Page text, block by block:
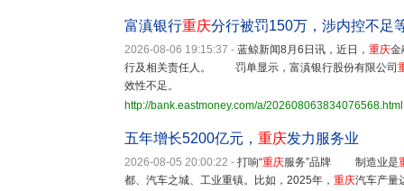
富滇银行重庆分行被罚150万，涉内控不足
2026-08-06 19:15:37 - 蓝鲸新闻8月6日讯，近日， 重庆金
行及相关责任人。 罚单显示，富滇银行股份有限公司
效性不足。
http://bank.eastmoney.com/a/202608063834076568.html
五年增长5200亿元， 重庆发力服务业
2026-08-05 20:00:22 - 打响“重庆服务”品牌 制造业是
都、汽车之城、工业重镇。比如，2025年， 重庆汽车产量